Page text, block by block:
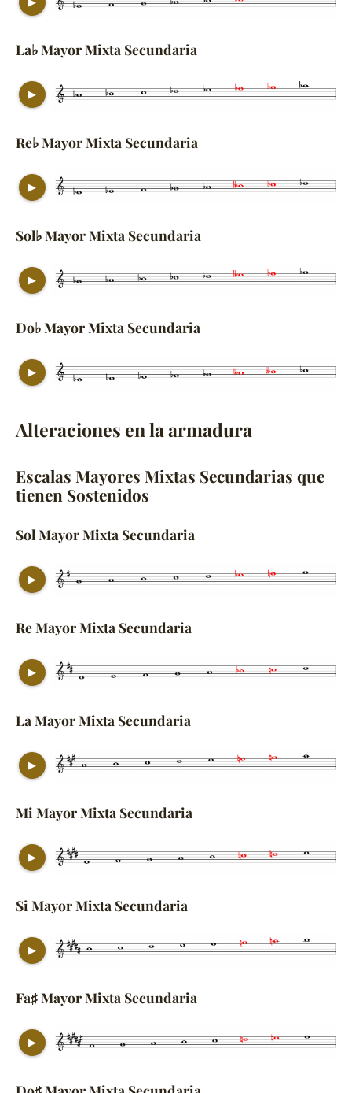
La♭ Mayor Mixta Secundaria
▶
Re♭ Mayor Mixta Secundaria
▶
Sol♭ Mayor Mixta Secundaria
▶
Do♭ Mayor Mixta Secundaria
▶
Alteraciones en la armadura
Escalas Mayores Mixtas Secundarias que
tienen Sostenidos
Sol Mayor Mixta Secundaria
▶
Re Mayor Mixta Secundaria
▶
La Mayor Mixta Secundaria
▶
Mi Mayor Mixta Secundaria
▶
Si Mayor Mixta Secundaria
▶
Fa♯ Mayor Mixta Secundaria
▶